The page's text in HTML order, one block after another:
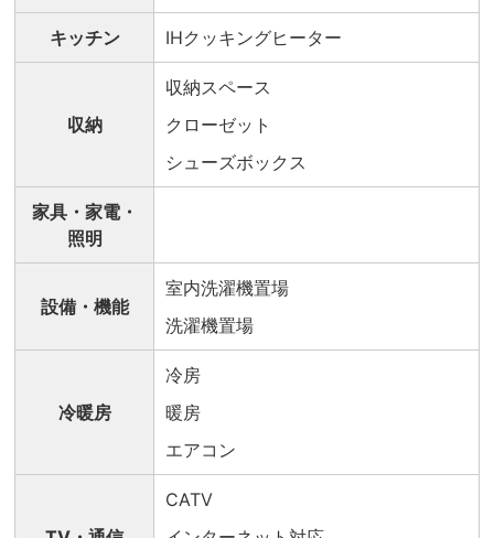
キッチン IHクッキングヒーター
収納
収納スペース
クローゼット
シューズボックス
家具・家電・
照明
設備・機能
室内洗濯機置場
洗濯機置場
冷暖房
冷房
暖房
エアコン
CATV